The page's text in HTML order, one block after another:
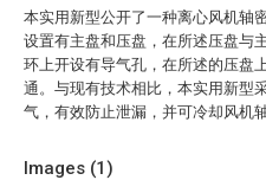
本实用新型公开了一种离心风机轴
设置有主盘和压盘，在所述压盘与
环上开设有导气孔，在所述的压盘
通。与现有技术相比，本实用新型
气，有效防止泄漏，并可冷却风机
Images (1)